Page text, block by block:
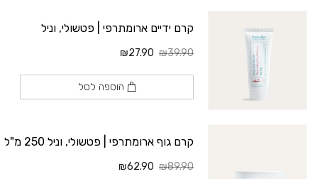
קרם ידיים ארומתרפי | פטשולי, וניל
₪39.90
₪27.90
הוספה לסל
קרם גוף ארומתרפי | פטשולי, וניל 250 מ"ל
₪89.90
₪62.90